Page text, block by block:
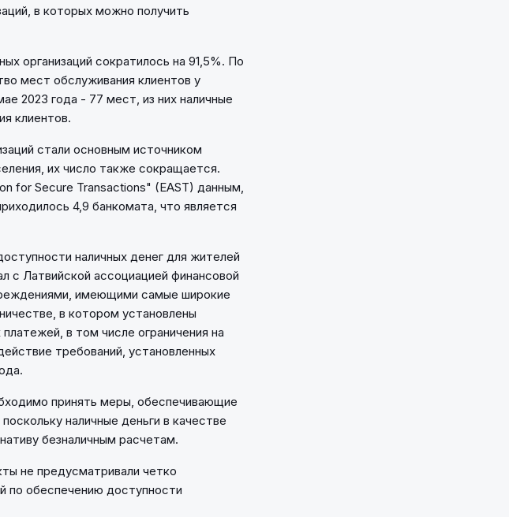
в которых можно получить
организаций сократилось на 91,5%. По
мест обслуживания клиентов у
2023 года - 77 мест, из них наличные
клиентов.
стали основным источником
их число также сокращается.
for Secure Transactions" (EAST) данным,
4,9 банкомата, что является
наличных денег для жителей
с Латвийской ассоциацией финансовой
имеющими самые широкие
в котором установлены
в том числе ограничения на
требований, установленных
принять меры, обеспечивающие
наличные деньги в качестве
безналичным расчетам.
не предусматривали четко
по обеспечению доступности